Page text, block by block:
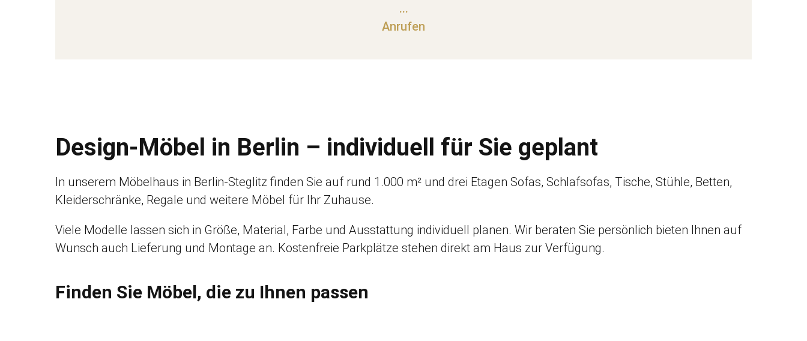
...
Anrufen
Design-Möbel in Berlin – individuell für Sie geplant
In unserem Möbelhaus in Berlin-Steglitz finden Sie auf rund 1.000 m² und drei Etagen Sofas, Schlafsofas, Tische, Stühle, Betten,
Kleiderschränke, Regale und weitere Möbel für Ihr Zuhause.
Viele Modelle lassen sich in Größe, Material, Farbe und Ausstattung individuell planen. Wir beraten Sie persönlich bieten Ihnen auf
Wunsch auch Lieferung und Montage an. Kostenfreie Parkplätze stehen direkt am Haus zur Verfügung.
Finden Sie Möbel, die zu Ihnen passen